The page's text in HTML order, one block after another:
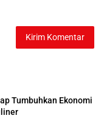
Tumbuhkan Ekonomi